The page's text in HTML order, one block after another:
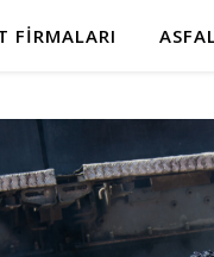
FIRMALARI